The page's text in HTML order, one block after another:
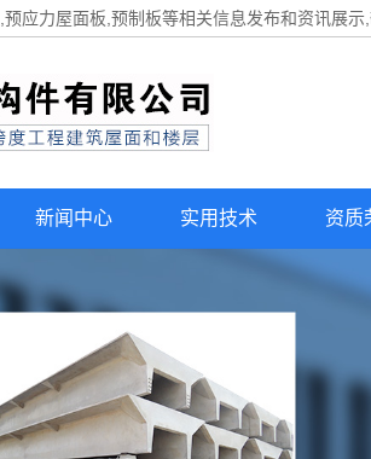
,预应力屋面板,预制板等相关信息发布和资讯展示,
新闻中心 实用技术 资质